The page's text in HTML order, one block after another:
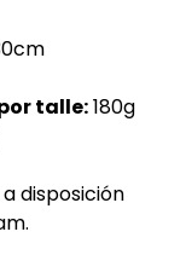
talle:180g
disposición